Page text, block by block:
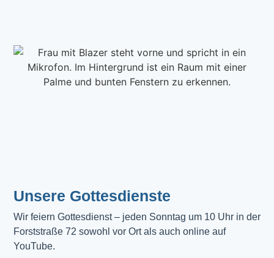
Unsere Gottesdienste
Wir feiern Gottesdienst – jeden Sonntag um 10 Uhr in der
Forststraße 72 sowohl vor Ort als auch online auf
YouTube.